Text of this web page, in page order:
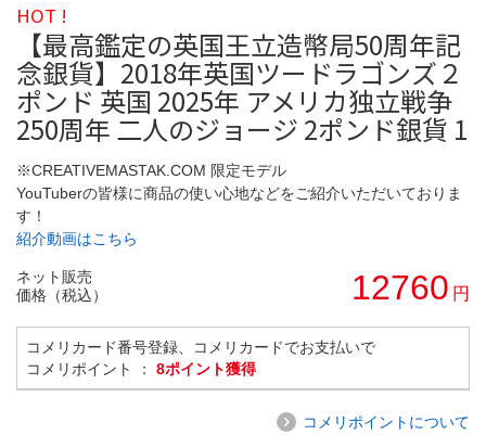
HOT !
【最高鑑定の英国王立造幣局50周年記
念銀貨】2018年英国ツードラゴンズ２
ポンド 英国 2025年 アメリカ独立戦争
250周年 二人のジョージ 2ポンド銀貨 1
※CREATIVEMASTAK.COM 限定モデル
YouTuberの皆様に商品の使い心地などをご紹介いただいておりま
す！
紹介動画はこちら
ネット販売
価格（税込）
12760 円
コメリカード番号登録、コメリカードでお支払いで
コメリポイント ： 8ポイント獲得
コメリポイントについて